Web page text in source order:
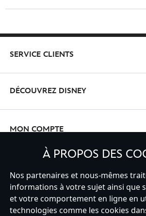
SERVICE CLIENTS
DÉCOUVREZ DISNEY
MON COMPTE
À PROPOS DES
Nos partenaires et nous-mêmes
informations à votre sujet ainsi que
et votre comportement en ligne en
technologies comme les cookies